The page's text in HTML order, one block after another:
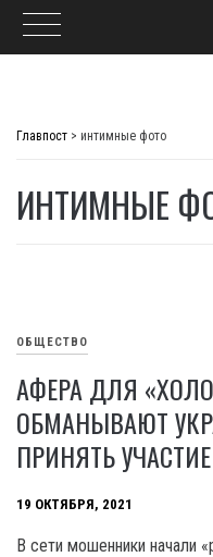
Главпост > интимные фото
ИНТИМНЫЕ
ОБЩЕСТВО
АФЕРА ДЛЯ
ОБМАНЫВАЮТ
ПРИНЯТЬ
19 ОКТЯБРЯ, 2021
В сети мошенники начали